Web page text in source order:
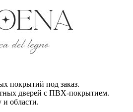
покрытий под заказ.
дверей с ПВХ-покрытием.
и области.